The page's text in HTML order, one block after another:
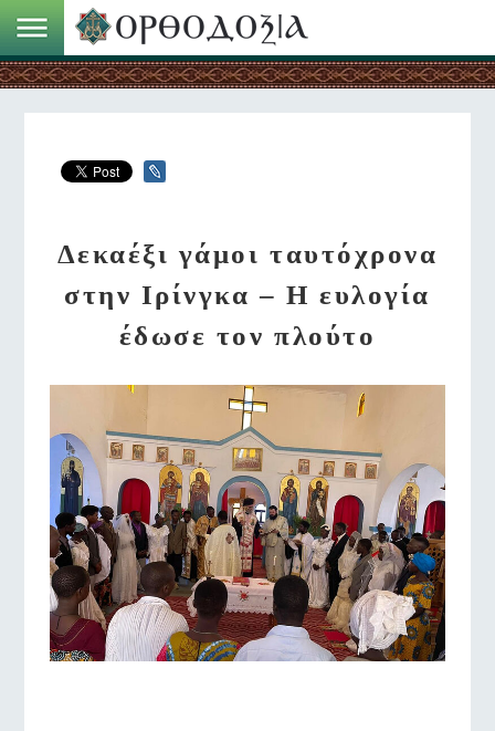
Δεκαέξι γάμοι ταυτόχρονα
στην Ιρίνγκα – Η ευλογία
έδωσε τον πλούτο